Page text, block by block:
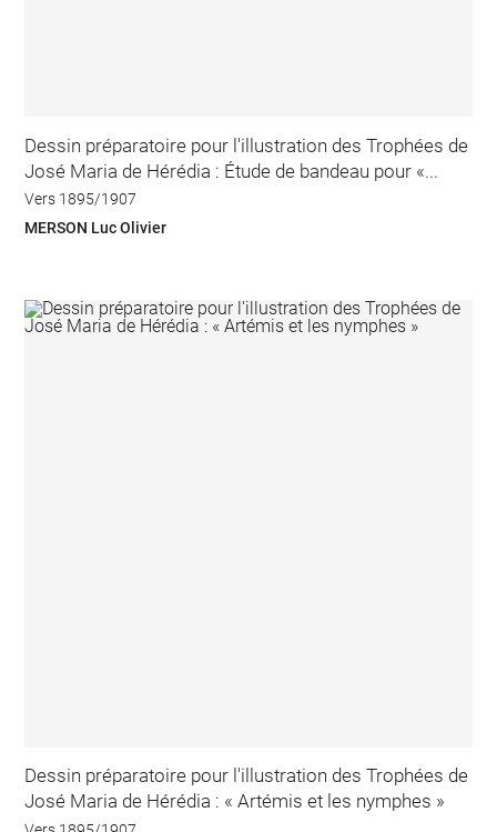
Dessin préparatoire pour l'illustration des Trophées de
José Maria de Hérédia : Étude de bandeau pour «...
Vers 1895/1907
MERSON Luc Olivier
Dessin préparatoire pour l'illustration des Trophées de
José Maria de Hérédia : « Artémis et les nymphes »